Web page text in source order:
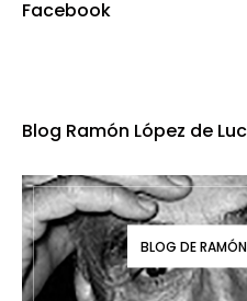
Facebook
Blog Ramón López de
BLOG DE